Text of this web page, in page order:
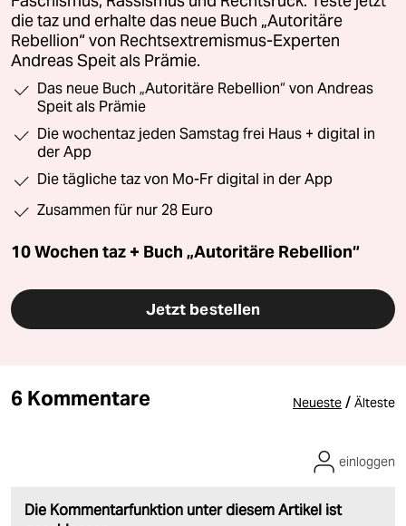
die taz und erhalte das neue Buch „Autoritäre
Rebellion“ von Rechtsextremismus-Experten
Andreas Speit als Prämie.
Das neue Buch „Autoritäre Rebellion“ von Andreas
Speit als Prämie
Die wochentaz jeden Samstag frei Haus + digital in
der App
Die tägliche taz von Mo-Fr digital in der App
Zusammen für nur 28 Euro
10 Wochen taz + Buch „Autoritäre Rebellion“
Jetzt bestellen
6 Kommentare Neueste / Älteste
Die Kommentarfunktion unter diesem Artikel ist
einloggen